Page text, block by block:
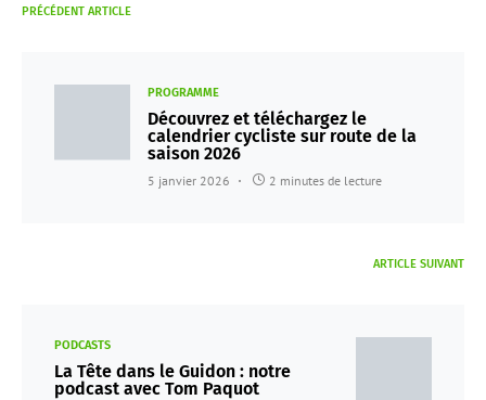
PRÉCÉDENT ARTICLE
PROGRAMME
Découvrez et téléchargez le
calendrier cycliste sur route de la
saison 2026
5 janvier 2026 2 minutes de lecture
ARTICLE SUIVANT
PODCASTS
La Tête dans le Guidon : notre
podcast avec Tom Paquot